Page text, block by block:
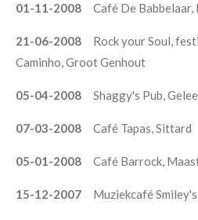
01-11-2008 Café De
21-06-2008 Rock your Soul,
Caminho, Groot Genhout
05-04-2008 Shaggy's Pub,
07-03-2008 Café Tapas, Sittard
05-01-2008 Café Barrock,
15-12-2007 Muziekcafé